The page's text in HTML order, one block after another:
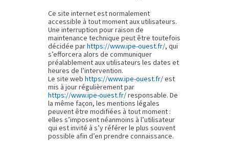
Ce site internet est normalement
accessible à tout moment aux utilisateurs.
Une interruption pour raison de
maintenance technique peut être toutefois
décidée parhttps://www.ipe-ouest.fr/, qui
s’efforcera alors de communiquer
préalablement aux utilisateurs les dates et
heures de l’intervention.
Le site web https://www.ipe-ouest.fr/est
mis à jour régulièrement par
https://www.ipe-ouest.fr/responsable. De
la même façon, les mentions légales
peuvent être modifiées à tout moment :
elles s’imposent néanmoins à l’utilisateur
qui est invité à s’y référer le plus souvent
possible afin d’en prendre connaissance.